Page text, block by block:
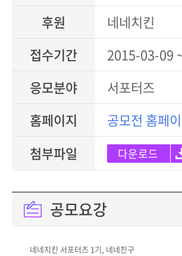
후원
네네치킨
접수기간
2015-03-09
응모분야
서포터즈
홈페이지
공모전 홈페
첨부파일
다운로드
공모요강
네네치킨 서포터즈 1기, 네네친구